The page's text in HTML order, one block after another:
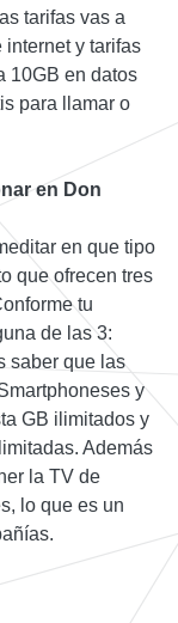
tarifas vas a
y tarifas
10GB en datos
para llamar o
en Don
en que tipo
que ofrecen tres
tu
de las 3:
saber que las
y
GB ilimitados y
Además
la TV de
lo que es un